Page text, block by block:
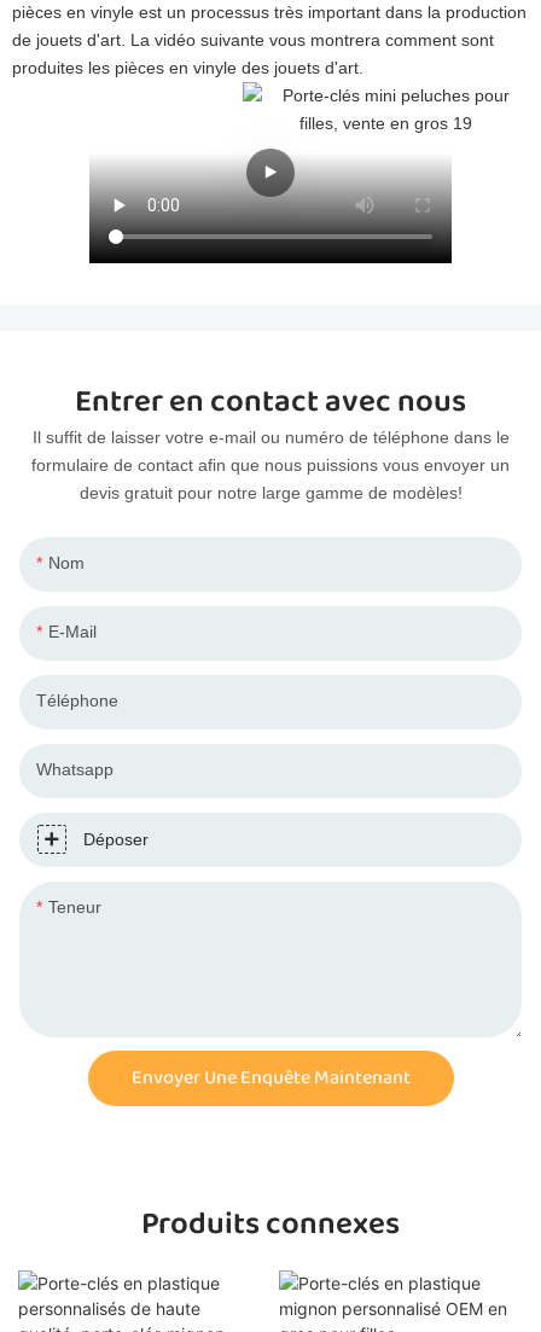
pièces en vinyle est un processus très important dans la production
de jouets d'art. La vidéo suivante vous montrera comment sont
produites les pièces en vinyle des jouets d'art.
Entrer en contact avec nous
Il suffit de laisser votre e-mail ou numéro de téléphone dans le
formulaire de contact afin que nous puissions vous envoyer un
devis gratuit pour notre large gamme de modèles!
Nom
E-Mail
Téléphone
Whatsapp
Déposer
Teneur
Envoyer Une Enquête Maintenant
Produits connexes